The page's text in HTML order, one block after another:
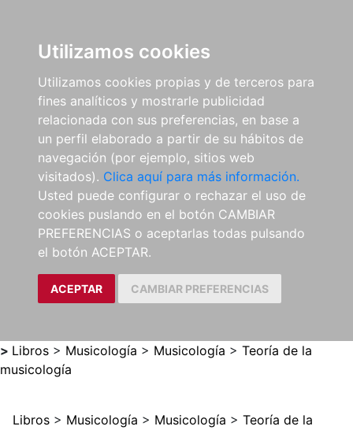
Utilizamos cookies
Utilizamos cookies propias y de terceros para
fines analíticos y mostrarle publicidad
relacionada con sus preferencias, en base a
un perfil elaborado a partir de su hábitos de
navegación (por ejemplo, sitios web
visitados). Clica aquí para más información.
Usted puede configurar o rechazar el uso de
cookies puslando en el botón CAMBIAR
PREFERENCIAS o aceptarlas todas pulsando
el botón ACEPTAR.
ACEPTAR CAMBIAR PREFERENCIAS
> Libros > Musicología > Musicología > Teoría de la
musicología
Libros > Musicología > Musicología > Teoría de la